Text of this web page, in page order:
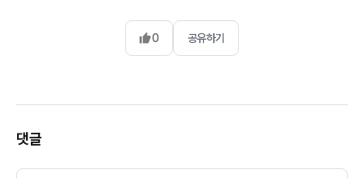
0 공유하기
댓글